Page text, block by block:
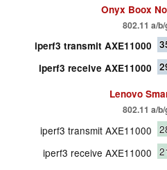
Onyx Boox
802.11 a/
iperf3 transmit AXE11000
iperf3 receive AXE11000
Lenovo
802.11 a/
iperf3 transmit AXE11000
iperf3 receive AXE11000